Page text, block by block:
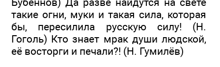
такие огни, муки и такая сила, которая
бы, пересилила русскую силу! (Н.
Гоголь) Кто знает мрак души людской,
её восторги и печали?! (Н. Гумилёв)